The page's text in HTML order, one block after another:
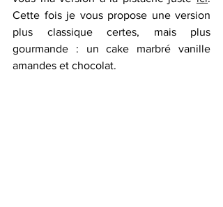
Cette fois je vous propose une version
plus classique certes, mais plus
gourmande : un cake marbré vanille
amandes et chocolat.